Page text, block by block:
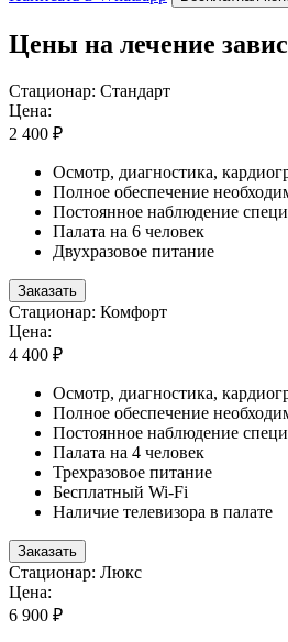
Цены на лечение
Стационар: Стандарт
Цена:
2 400 ₽
Осмотр, диагностика,
Полное обеспечение
Постоянное наблюдение
Палата на 6 человек
Двухразовое питание
Заказать
Стационар: Комфорт
Цена:
4 400 ₽
Осмотр, диагностика,
Полное обеспечение
Постоянное наблюдение
Палата на 4 человек
Трехразовое питание
Бесплатный Wi-Fi
Наличие телевизора в палате
Заказать
Стационар: Люкс
Цена:
6 900 ₽